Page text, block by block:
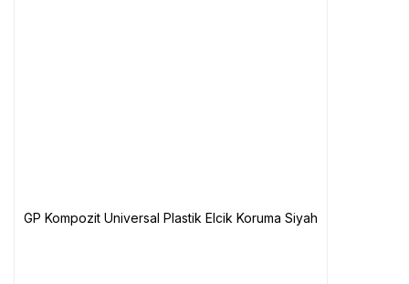
GP Kompozit Universal Plastik Elcik Koruma Siyah